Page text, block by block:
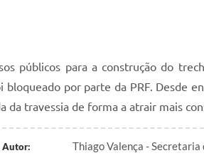
públicos para a construção do
por parte da PRF. Desde
travessia de forma a atrair mais
Autor: Thiago Valença - Secretaria